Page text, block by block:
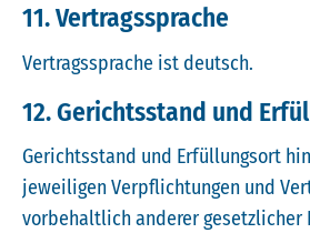
11. Vertragssprache
Vertragssprache ist deutsch.
12. Gerichtsstand und
Gerichtsstand und Erfüllungsort
jeweiligen Verpflichtungen und
vorbehaltlich anderer gesetzlicher